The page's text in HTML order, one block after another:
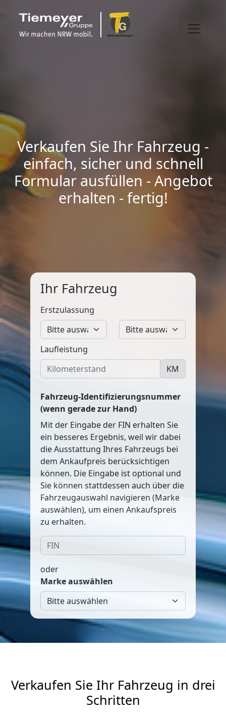
Verkaufen Sie Ihr Fahrzeug -
einfach, sicher und schnell
Formular ausfüllen - Angebot
erhalten - fertig!
Ihr Fahrzeug
Erstzulassung
Laufleistung
KM
Fahrzeug-Identifizierungsnummer
(wenn gerade zur Hand)
Mit der Eingabe der FIN erhalten Sie
ein besseres Ergebnis, weil wir dabei
die Ausstattung Ihres Fahrzeugs bei
dem Ankaufpreis berücksichtigen
können. Die Eingabe ist optional und
Sie können stattdessen auch über die
Fahrzeugauswahl navigieren (Marke
auswählen), um einen Ankaufspreis
zu erhalten.
oder
Marke auswählen
Verkaufen Sie Ihr Fahrzeug in drei
Schritten